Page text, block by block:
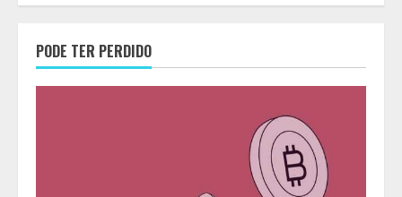
PODE TER PERDIDO